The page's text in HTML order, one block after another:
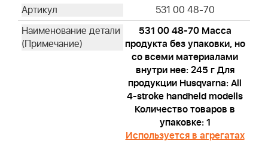
531 00 48-70
531 00 48-70 Масса
продукта без упаковки, но
со всеми материалами
внутри нее: 245 г Для
продукции Husqvarna: All
4-stroke handheld modells
Количество товаров в
упаковке: 1
Используется в агрегатах